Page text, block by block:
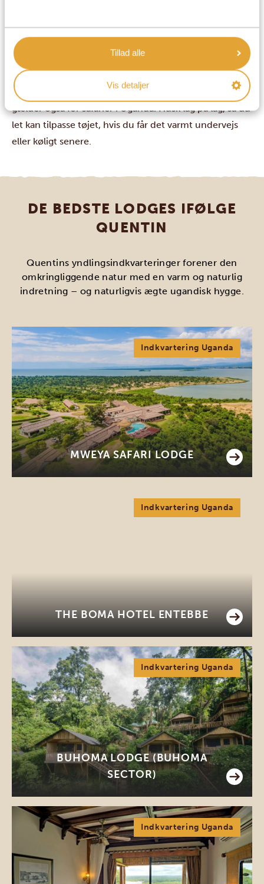
Tillad alle
Vis detaljer
Vejret i Uganda er behageligt hele året rundt, men
aftenerne kan være kølige. Da nationalparkerne ofte
ligger flere timers kørsel fra hinanden, bør du have tøj
på, der både er behageligt og praktisk. Det er altid
bedst at klæde sig i neutrale farver på en safari, og det
gælder også for safarier i Uganda. Husk lag på lag, så du
let kan tilpasse tøjet, hvis du får det varmt undervejs
eller køligt senere.
DE BEDSTE LODGES IFØLGE
QUENTIN
Quentins yndlingsindkvarteringer forener den
omkringliggende natur med en varm og naturlig
indretning – og naturligvis ægte ugandisk hygge.
Indkvartering Uganda
MWEYA SAFARI LODGE
Indkvartering Uganda
THE BOMA HOTEL ENTEBBE
Indkvartering Uganda
BUHOMA LODGE (BUHOMA
SECTOR)
Indkvartering Uganda